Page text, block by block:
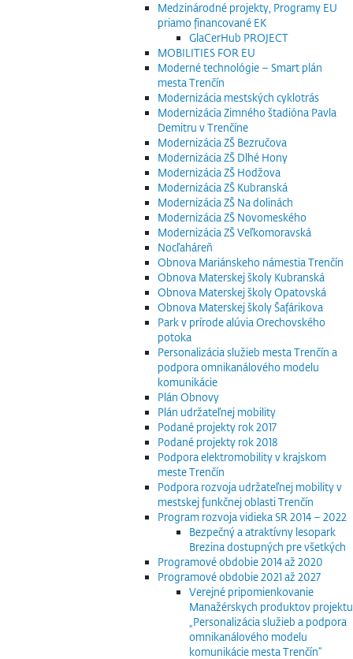
Medzinárodné projekty, Programy EU
priamo financované EK
GlaCerHub PROJECT
MOBILITIES FOR EU
Moderné technológie – Smart plán
mesta Trenčín
Modernizácia mestských cyklotrás
Modernizácia Zimného štadióna Pavla
Demitru v Trenčíne
Modernizácia ZŠ Bezručova
Modernizácia ZŠ Dlhé Hony
Modernizácia ZŠ Hodžova
Modernizácia ZŠ Kubranská
Modernizácia ZŠ Na dolinách
Modernizácia ZŠ Novomeského
Modernizácia ZŠ Veľkomoravská
Nocľaháreň
Obnova Mariánskeho námestia Trenčín
Obnova Materskej školy Kubranská
Obnova Materskej školy Opatovská
Obnova Materskej školy Šafárikova
Park v prírode alúvia Orechovského
potoka
Personalizácia služieb mesta Trenčín a
podpora omnikanálového modelu
komunikácie
Plán Obnovy
Plán udržateľnej mobility
Podané projekty rok 2017
Podané projekty rok 2018
Podpora elektromobility v krajskom
meste Trenčín
Podpora rozvoja udržateľnej mobility v
mestskej funkčnej oblasti Trenčín
Program rozvoja vidieka SR 2014 – 2022
Bezpečný a atraktívny lesopark
Brezina dostupných pre všetkých
Programové obdobie 2014 až 2020
Programové obdobie 2021 až 2027
Verejné pripomienkovanie
Manažérskych produktov projektu
„Personalizácia služieb a podpora
omnikanálového modelu
komunikácie mesta Trenčín“